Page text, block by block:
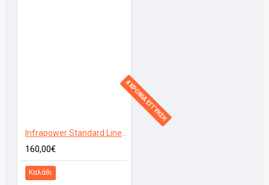
4 ΧΡΟΝΙΑ ΕΓΓΥΗΣΗ
Infrapower Standard Line VCIR - 300W
160,00€
Καλάθι